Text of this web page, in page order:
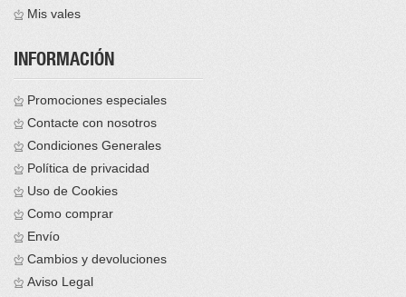
Mis vales
INFORMACIÓN
Promociones especiales
Contacte con nosotros
Condiciones Generales
Política de privacidad
Uso de Cookies
Como comprar
Envío
Cambios y devoluciones
Aviso Legal